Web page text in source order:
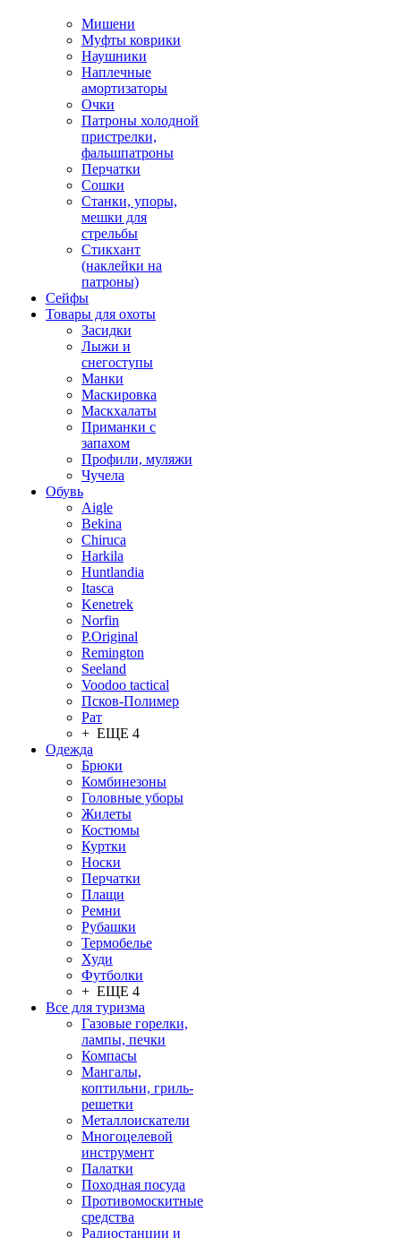
Мишени
Муфты коврики
Наушники
Наплечные
амортизаторы
Очки
Патроны холодной
пристрелки,
фальшпатроны
Перчатки
Сошки
Станки, упоры,
мешки для
стрельбы
Стикхант
(наклейки на
патроны)
Сейфы
Товары для охоты
Засидки
Лыжи и
снегоступы
Манки
Маскировка
Маскхалаты
Приманки с
запахом
Профили, муляжи
Чучела
Обувь
Aigle
Bekina
Chiruсa
Harkila
Huntlandia
Itasca
Kenetrek
Norfin
P.Original
Remington
Seeland
Voodoo tactical
Псков-Полимер
Рат
+ ЕЩЕ 4
Одежда
Брюки
Комбинезоны
Головные уборы
Жилеты
Костюмы
Куртки
Носки
Перчатки
Плащи
Ремни
Рубашки
Термобелье
Худи
Футболки
+ ЕЩЕ 4
Все для туризма
Газовые горелки,
лампы, печки
Компасы
Мангалы,
коптильни, гриль-
решетки
Металлоискатели
Многоцелевой
инструмент
Палатки
Походная посуда
Противомоскитные
средства
Радиостанции и